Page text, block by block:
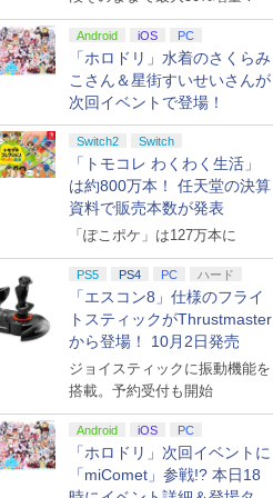
Android iOS PC
「ホロドリ」水着のさくらみ
こさん＆星街すいせいさんが
次回イベントで登場！
Switch2 Switch
「トモコレ わくわく生活」
は約800万本！ 任天堂の決算
資料で販売本数が発表
「ぽこポケ」は127万本に
PS5 PS4 PC ハード
「エスコン8」仕様のフライ
トスティックがThrustmaster
から登場！ 10月2日発売
ジョイスティックに振動機能を
搭載。予約受付も開始
Android iOS PC
「ホロドリ」次回イベントに
「miComet」参戦!? 本日18